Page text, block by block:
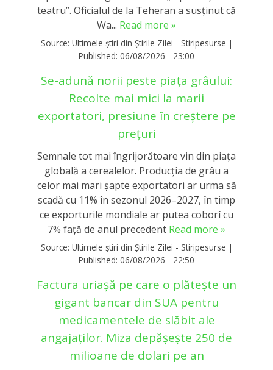
teatru”. Oficialul de la Teheran a susținut că
Wa... Read more »
Source: Ultimele știri din Știrile Zilei - Stiripesurse |
Published: 06/08/2026 - 23:00
Se-adună norii peste piața grâului:
Recolte mai mici la marii
exportatori, presiune în creștere pe
prețuri
Semnale tot mai îngrijorătoare vin din piața
globală a cerealelor. Producția de grâu a
celor mai mari șapte exportatori ar urma să
scadă cu 11% în sezonul 2026–2027, în timp
ce exporturile mondiale ar putea coborî cu
7% față de anul precedent Read more »
Source: Ultimele știri din Știrile Zilei - Stiripesurse |
Published: 06/08/2026 - 22:50
Factura uriașă pe care o plătește un
gigant bancar din SUA pentru
medicamentele de slăbit ale
angajaților. Miza depășește 250 de
milioane de dolari pe an